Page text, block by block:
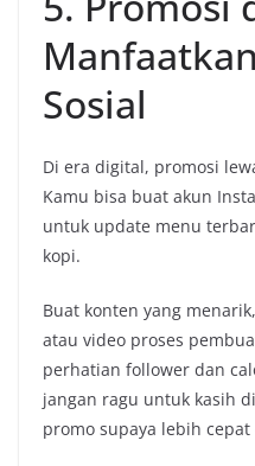
Sosial
Di era digital, promosi
Kamu bisa buat akun
untuk update menu
kopi.
Buat konten yang
atau video proses
perhatian follower dan
jangan ragu untuk kasih
promo supaya lebih cepat